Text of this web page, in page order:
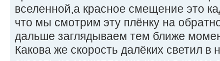
вселенной,а красное смещение это
что мы смотрим эту плёнку на
дальше заглядываем тем ближе
Какова же скорость далёких светил